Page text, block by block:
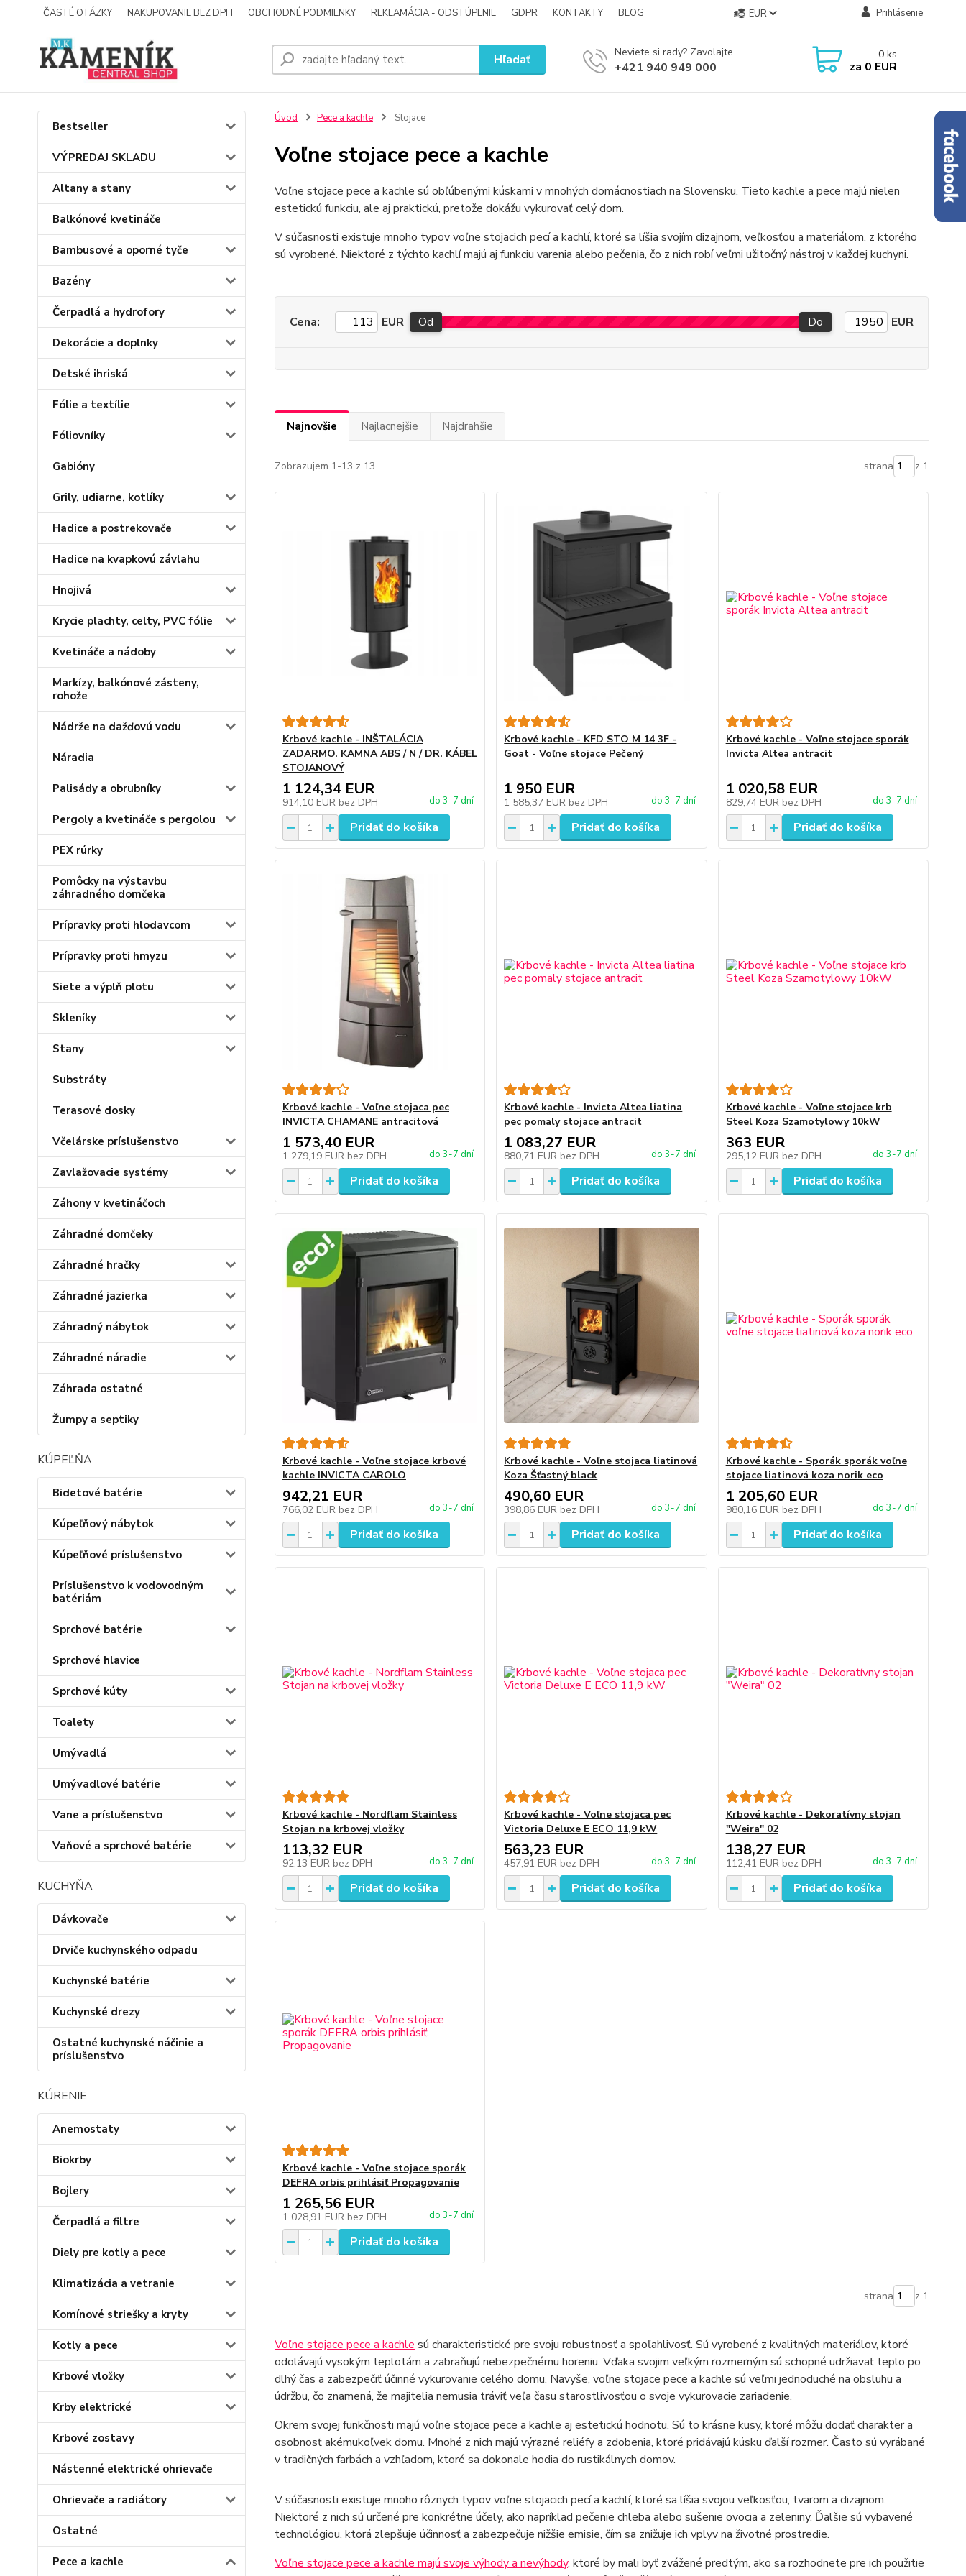
ČASTÉ OTÁZKY NAKUPOVANIE BEZ DPH OBCHODNÉ PODMIENKY REKLAMÁCIA - ODSTÚPENIE GDPR KONTAKTY BLOG EUR Prihlásenie
Hľadať Neviete si rady? Zavolajte.
+421 940 949 000
0 ks
za 0 EUR
Bestseller
VÝPREDAJ SKLADU
Altany a stany
Balkónové kvetináče
Bambusové a oporné tyče
Bazény
Čerpadlá a hydrofory
Dekorácie a doplnky
Detské ihriská
Fólie a textílie
Fóliovníky
Gabióny
Grily, udiarne, kotlíky
Hadice a postrekovače
Hadice na kvapkovú závlahu
Hnojivá
Krycie plachty, celty, PVC fólie
Kvetináče a nádoby
Markízy, balkónové zásteny,
rohože
Nádrže na dažďovú vodu
Náradia
Palisády a obrubníky
Pergoly a kvetináče s pergolou
PEX rúrky
Pomôcky na výstavbu
záhradného domčeka
Prípravky proti hlodavcom
Prípravky proti hmyzu
Siete a výplň plotu
Skleníky
Stany
Substráty
Terasové dosky
Včelárske príslušenstvo
Zavlažovacie systémy
Záhony v kvetináčoch
Záhradné domčeky
Záhradné hračky
Záhradné jazierka
Záhradný nábytok
Záhradné náradie
Záhrada ostatné
Žumpy a septiky
KÚPEĽŇA
Bidetové batérie
Kúpeľňový nábytok
Kúpeľňové príslušenstvo
Príslušenstvo k vodovodným
batériám
Sprchové batérie
Sprchové hlavice
Sprchové kúty
Toalety
Umývadlá
Umývadlové batérie
Vane a príslušenstvo
Vaňové a sprchové batérie
KUCHYŇA
Dávkovače
Drviče kuchynského odpadu
Kuchynské batérie
Kuchynské drezy
Ostatné kuchynské náčinie a
príslušenstvo
KÚRENIE
Anemostaty
Biokrby
Bojlery
Čerpadlá a filtre
Diely pre kotly a pece
Klimatizácia a vetranie
Komínové striešky a kryty
Kotly a pece
Krbové vložky
Krby elektrické
Krbové zostavy
Nástenné elektrické ohrievače
Ohrievače a radiátory
Ostatné
Pece a kachle
Úvod Pece a kachle Stojace
Voľne stojace pece a kachle
Voľne stojace pece a kachle sú obľúbenými kúskami v mnohých domácnostiach na Slovensku. Tieto kachle a pece majú nielen
estetickú funkciu, ale aj praktickú, pretože dokážu vykurovať celý dom.
V súčasnosti existuje mnoho typov voľne stojacich pecí a kachlí, ktoré sa líšia svojím dizajnom, veľkosťou a materiálom, z ktorého
sú vyrobené. Niektoré z týchto kachlí majú aj funkciu varenia alebo pečenia, čo z nich robí veľmi užitočný nástroj v každej kuchyni.
Cena: EUR Od Do EUR
Najnovšie Najlacnejšie Najdrahšie
Zobrazujem 1-13 z 13 strana z 1
Krbové kachle - INŠTALÁCIA
ZADARMO. KAMNA ABS / N / DR. KÁBEL
STOJANOVÝ
1 124,34 EUR
914,10 EUR bez DPH do 3-7 dní
Pridať do košíka
Krbové kachle - KFD STO M 14 3F -
Goat - Voľne stojace Pečený
1 950 EUR
1 585,37 EUR bez DPH do 3-7 dní
Pridať do košíka
Krbové kachle - Voľne stojace sporák
Invicta Altea antracit
1 020,58 EUR
829,74 EUR bez DPH do 3-7 dní
Pridať do košíka
Krbové kachle - Voľne stojaca pec
INVICTA CHAMANE antracitová
1 573,40 EUR
1 279,19 EUR bez DPH do 3-7 dní
Pridať do košíka
Krbové kachle - Invicta Altea liatina
pec pomaly stojace antracit
1 083,27 EUR
880,71 EUR bez DPH do 3-7 dní
Pridať do košíka
Krbové kachle - Voľne stojace krb
Steel Koza Szamotylowy 10kW
363 EUR
295,12 EUR bez DPH do 3-7 dní
Pridať do košíka
Krbové kachle - Voľne stojace krbové
kachle INVICTA CAROLO
942,21 EUR
766,02 EUR bez DPH do 3-7 dní
Pridať do košíka
Krbové kachle - Voľne stojaca liatinová
Koza Šťastný black
490,60 EUR
398,86 EUR bez DPH do 3-7 dní
Pridať do košíka
Krbové kachle - Sporák sporák voľne
stojace liatinová koza norik eco
1 205,60 EUR
980,16 EUR bez DPH do 3-7 dní
Pridať do košíka
Krbové kachle - Nordflam Stainless
Stojan na krbovej vložky
113,32 EUR
92,13 EUR bez DPH do 3-7 dní
Pridať do košíka
Krbové kachle - Voľne stojaca pec
Victoria Deluxe E ECO 11,9 kW
563,23 EUR
457,91 EUR bez DPH do 3-7 dní
Pridať do košíka
Krbové kachle - Dekoratívny stojan
"Weira" 02
138,27 EUR
112,41 EUR bez DPH do 3-7 dní
Pridať do košíka
Krbové kachle - Voľne stojace sporák
DEFRA orbis prihlásiť Propagovanie
1 265,56 EUR
1 028,91 EUR bez DPH do 3-7 dní
Pridať do košíka
strana z 1
Voľne stojace pece a kachle sú charakteristické pre svoju robustnosť a spoľahlivosť. Sú vyrobené z kvalitných materiálov, ktoré
odolávajú vysokým teplotám a zabraňujú nebezpečnému horeniu. Vďaka svojim veľkým rozmerným sú schopné udržiavať teplo po
dlhý čas a zabezpečiť účinné vykurovanie celého domu. Navyše, voľne stojace pece a kachle sú veľmi jednoduché na obsluhu a
údržbu, čo znamená, že majitelia nemusia tráviť veľa času starostlivosťou o svoje vykurovacie zariadenie.
Okrem svojej funkčnosti majú voľne stojace pece a kachle aj estetickú hodnotu. Sú to krásne kusy, ktoré môžu dodať charakter a
osobnosť akémukoľvek domu. Mnohé z nich majú výrazné reliéfy a zdobenia, ktoré pridávajú kúsku ďalší rozmer. Často sú vyrábané
v tradičných farbách a vzhľadom, ktoré sa dokonale hodia do rustikálnych domov.
V súčasnosti existuje mnoho rôznych typov voľne stojacich pecí a kachlí, ktoré sa líšia svojou veľkosťou, tvarom a dizajnom.
Niektoré z nich sú určené pre konkrétne účely, ako napríklad pečenie chleba alebo sušenie ovocia a zeleniny. Ďalšie sú vybavené
technológiou, ktorá zlepšuje účinnosť a zabezpečuje nižšie emisie, čím sa znižuje ich vplyv na životné prostredie.
Voľne stojace pece a kachle majú svoje výhody a nevýhody, ktoré by mali byť zvážené predtým, ako sa rozhodnete pre ich použitie